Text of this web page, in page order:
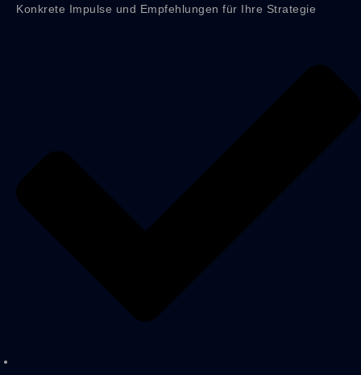
Konkrete Impulse und Empfehlungen für Ihre Strategie